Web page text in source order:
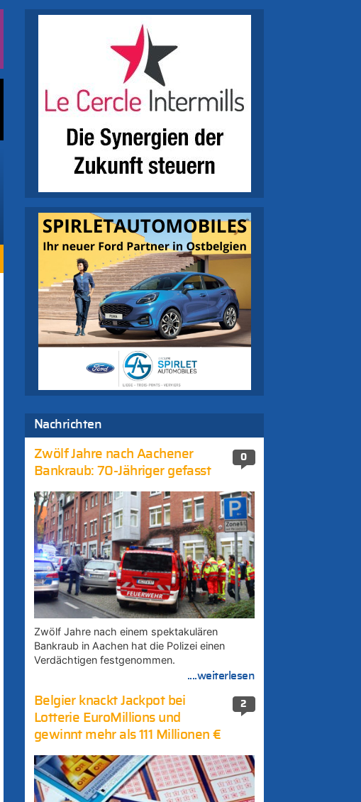
Nachrichten
0
Zwölf Jahre nach Aachener
Bankraub: 70-Jähriger gefasst
Zwölf Jahre nach einem spektakulären
Bankraub in Aachen hat die Polizei einen
Verdächtigen festgenommen.
....weiterlesen
2
Belgier knackt Jackpot bei
Lotterie EuroMillions und
gewinnt mehr als 111 Millionen €